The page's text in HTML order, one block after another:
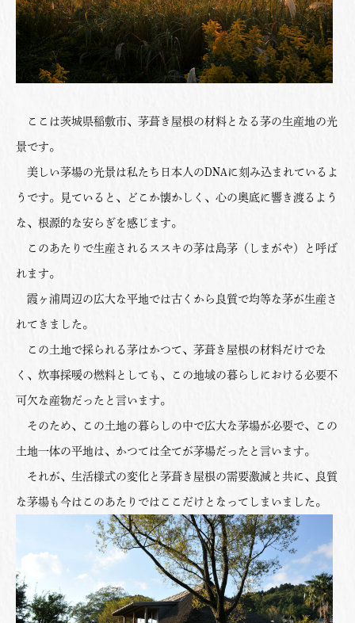
ここは茨城県稲敷市、茅葺き屋根の材料となる茅の生産地の光
景です。
美しい茅場の光景は私たち日本人のDNAに刻み込まれているよ
うです。見ていると、どこか懐かしく、心の奥底に響き渡るよう
な、根源的な安らぎを感じます。
このあたりで生産されるススキの茅は島茅（しまがや）と呼ば
れます。
霞ヶ浦周辺の広大な平地では古くから良質で均等な茅が生産さ
れてきました。
この土地で採られる茅はかつて、茅葺き屋根の材料だけでな
く、炊事採暖の燃料としても、この地域の暮らしにおける必要不
可欠な産物だったと言います。
そのため、この土地の暮らしの中で広大な茅場が必要で、この
土地一体の平地は、かつては全てが茅場だったと言います。
それが、生活様式の変化と茅葺き屋根の需要激減と共に、良質
な茅場も今はこのあたりではここだけとなってしまいました。